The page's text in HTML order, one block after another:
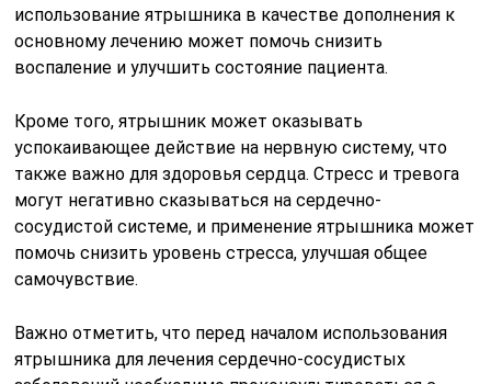
использование ятрышника в качестве дополнения к
основному лечению может помочь снизить
воспаление и улучшить состояние пациента.
Кроме того, ятрышник может оказывать
успокаивающее действие на нервную систему, что
также важно для здоровья сердца. Стресс и тревога
могут негативно сказываться на сердечно-
сосудистой системе, и применение ятрышника может
помочь снизить уровень стресса, улучшая общее
самочувствие.
Важно отметить, что перед началом использования
ятрышника для лечения сердечно-сосудистых